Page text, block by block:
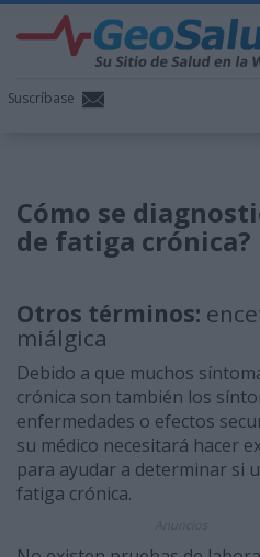
Suscríbase
Cómo se
de fatiga crónica?
Otros términos:
miálgica
Debido a que muchos
crónica son también los
enfermedades o efectos
su médico necesitará hacer
para ayudar a determinar si
fatiga crónica.